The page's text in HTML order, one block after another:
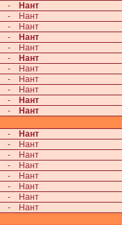
- Нант
- Нант
- Нант
- Нант
- Нант
- Нант
- Нант
- Нант
- Нант
- Нант
- Нант
- Нант
- Нант
- Нант
- Нант
- Нант
- Нант
- Нант
- Нант